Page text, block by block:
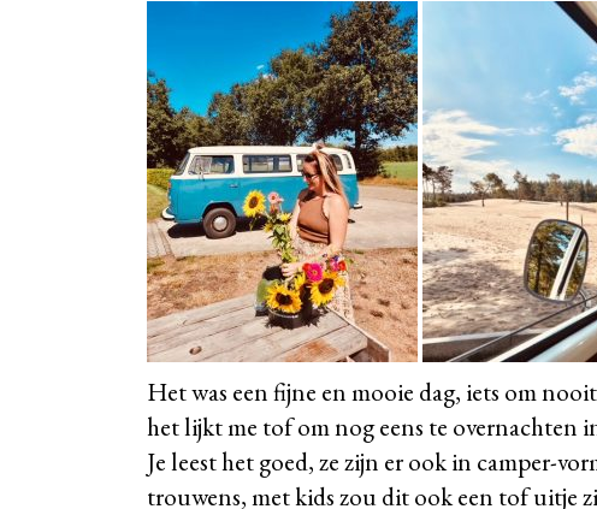
Het was een fijne en mooie dag, iets om
het lijkt me tof om nog eens te overnachten
Je leest het goed, ze zijn er ook in camper-
trouwens, met kids zou dit ook een tof uitje